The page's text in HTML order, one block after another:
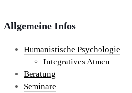
Allgemeine Infos
Humanistische Psychologie
Integratives Atmen
Beratung
Seminare